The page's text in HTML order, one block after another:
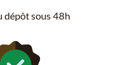
dépôt sous 48h